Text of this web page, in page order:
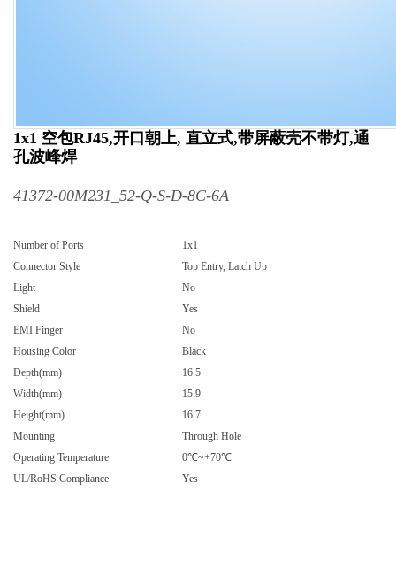
1x1 空包RJ45,开口朝上, 直立式,带屏蔽壳不带灯,通
孔波峰焊
41372-00M231_52-Q-S-D-8C-6A
Number of Ports
1x1
Connector Style
Top Entry, Latch Up
Light
No
Shield
Yes
EMI Finger
No
Housing Color
Black
Depth(mm)
16.5
Width(mm)
15.9
Height(mm)
16.7
Mounting
Through Hole
Operating Temperature
0℃~+70℃
UL/RoHS Compliance
Yes